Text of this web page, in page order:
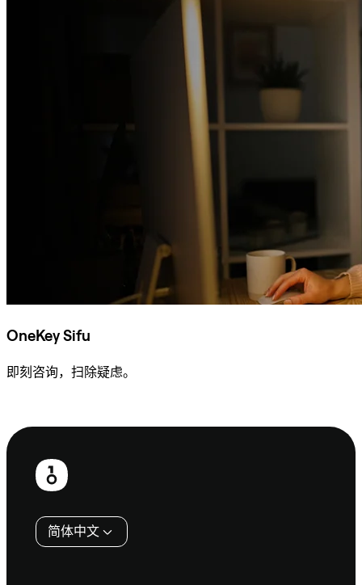
OneKey Sifu
即刻咨询，扫除疑虑。
页
简体中文